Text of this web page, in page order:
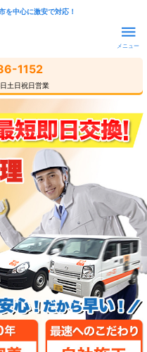
を中心に激安で対応！
メニュー
1152
土日祝日営業